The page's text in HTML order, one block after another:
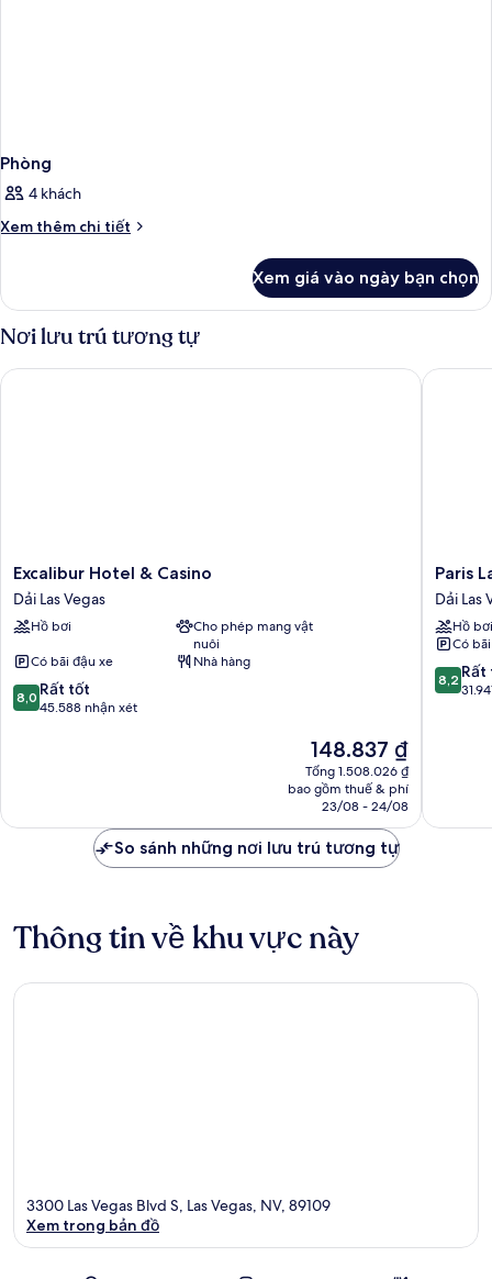
Phòng
4 khách
Xem thêm chi tiết
Chi
Phòng
Xem giá vào ngày bạn chọn
Nơi lưu trú tương tự
Excalibur
Hotel
&
Casino
Las
Vegas
Excalibur Hotel & Casino
Dải Las Vegas
Hồ bơi
Cho phép mang vật
nuôi
Có bãi đậu xe
Nhà hàng
8.0
trên
xét
8,0 Rất tốt
45.588 nhận xét
Giá
hiện
tại
148.837 ₫
148.837 ₫
Tổng 1.508.026 ₫
bao gồm thuế & phí
23/08 - 24/08
Excalibur Hotel & Casino
Paris
Las
Vegas
Resort
&
Casino
Dải
Paris
Dải Las
Hồ bơi
Có
8.2
trên
8,2 Rất
Paris
So sánh những nơi lưu trú tương tự
Thông tin về khu vực này
3300 Las Vegas Blvd S, Las Vegas, NV, 89109
Xem trong bản đồ